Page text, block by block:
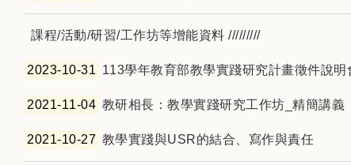
課程/活動/研習/工作坊等增能資料 /////////
2023-10-31 113學年教育部教學實踐研究計畫徵件說明
2021-11-04 教研相長：教學實踐研究工作坊_精簡講義
2021-10-27 教學實踐與USR的結合、寫作與責任